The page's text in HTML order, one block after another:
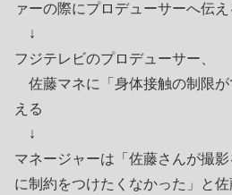
ァーの際にプロデューサーへ伝え
↓
フジテレビのプロデューサー、
佐藤マネに「身体接触の制限
える
↓
マネージャーは「佐藤さんが撮
に制約をつけたくなかった」と